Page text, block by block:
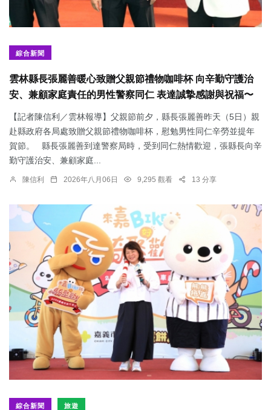
綜合新聞
雲林縣長張麗善暖心致贈父親節禮物咖啡杯 向辛勤守護治
安、兼顧家庭責任的男性警察同仁 表達誠摯感謝與祝福〜
【記者陳信利／雲林報導】父親節前夕，縣長張麗善昨天（5日）親
赴縣政府各局處致贈父親節禮物咖啡杯，慰勉男性同仁辛勞並提年
賀節。 縣長張麗善到達警察局時，受到同仁熱情歡迎，張縣長向辛
勤守護治安、兼顧家庭...
陳信利 2026年八月06日 9,295 觀看 13 分享
綜合新聞 旅遊